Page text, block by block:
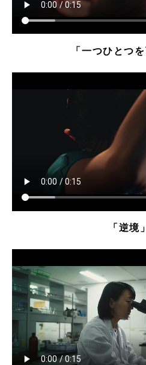
「一つひとつ
「逆境